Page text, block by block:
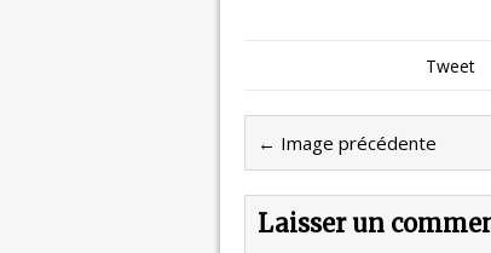
Tweet
← Image précédente
Laisser un